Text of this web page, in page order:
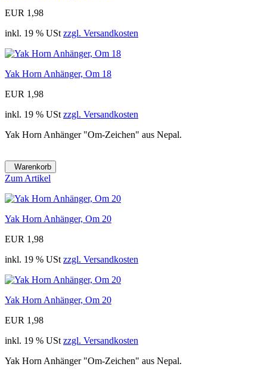
EUR 1,98
inkl. 19 % USt zzgl. Versandkosten
Yak Horn Anhänger, Om 18
EUR 1,98
inkl. 19 % USt zzgl. Versandkosten
Yak Horn Anhänger "Om-Zeichen" aus Nepal.
Warenkorb
Zum Artikel
Yak Horn Anhänger, Om 20
EUR 1,98
inkl. 19 % USt zzgl. Versandkosten
Yak Horn Anhänger, Om 20
EUR 1,98
inkl. 19 % USt zzgl. Versandkosten
Yak Horn Anhänger "Om-Zeichen" aus Nepal.